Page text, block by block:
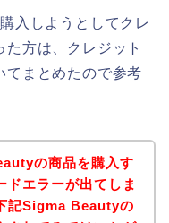
入しようとしてクレ
方は、クレジット
てまとめたので参考
の商品を購入す
ドエラーが出てしま
記Sigma Beautyの